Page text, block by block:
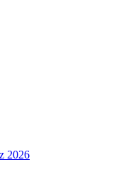
2026